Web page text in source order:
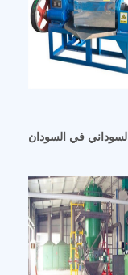
في السودان